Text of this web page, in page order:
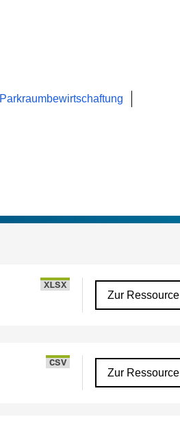
Parkraumbewirtschaftung
XLSX
Zur Ressource
CSV
Zur Ressource